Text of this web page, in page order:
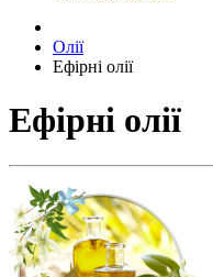
Олії
Ефірні олії
Ефірні олії